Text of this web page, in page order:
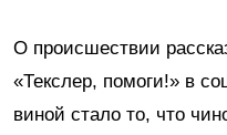
О происшествии
«Текслер, помоги!» в
виной стало то, что